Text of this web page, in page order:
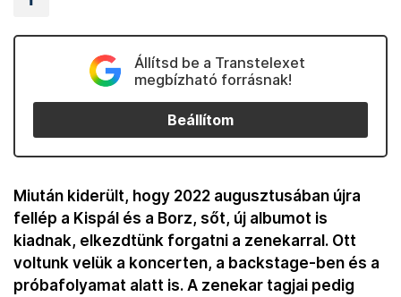
Állítsd be a Transtelexet
megbízható forrásnak!
Beállítom
Miután kiderült, hogy 2022 augusztusában újra
fellép a Kispál és a Borz, sőt, új albumot is
kiadnak, elkezdtünk forgatni a zenekarral. Ott
voltunk velük a koncerten, a backstage-ben és a
próbafolyamat alatt is. A zenekar tagjai pedig